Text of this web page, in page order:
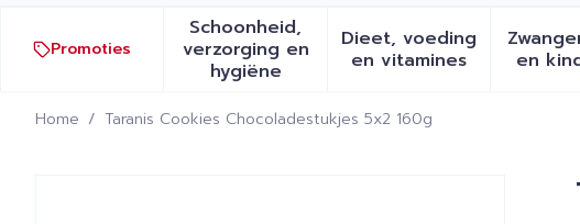
Promoties
Schoonheid,
verzorging en
hygiëneToon submenu voor Schoonheid,
Dieet, voeding
en vitamines
Toon submenu
en
Home / Taranis Cookies Chocoladestukjes 5x2 160g
Taranis Cookies